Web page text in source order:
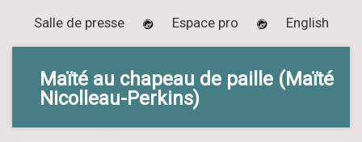
Salle de presse Espace pro English
Maïté au chapeau de paille (Maïté
Nicolleau-Perkins)